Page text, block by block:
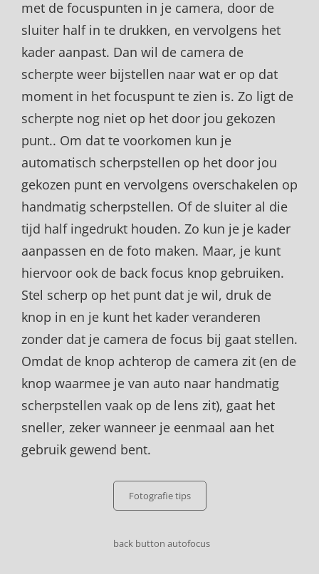
met de focuspunten in je camera, door de
sluiter half in te drukken, en vervolgens het
kader aanpast. Dan wil de camera de
scherpte weer bijstellen naar wat er op dat
moment in het focuspunt te zien is. Zo ligt de
scherpte nog niet op het door jou gekozen
punt.. Om dat te voorkomen kun je
automatisch scherpstellen op het door jou
gekozen punt en vervolgens overschakelen op
handmatig scherpstellen. Of de sluiter al die
tijd half ingedrukt houden. Zo kun je je kader
aanpassen en de foto maken. Maar, je kunt
hiervoor ook de back focus knop gebruiken.
Stel scherp op het punt dat je wil, druk de
knop in en je kunt het kader veranderen
zonder dat je camera de focus bij gaat stellen.
Omdat de knop achterop de camera zit (en de
knop waarmee je van auto naar handmatig
scherpstellen vaak op de lens zit), gaat het
sneller, zeker wanneer je eenmaal aan het
gebruik gewend bent.
Fotografie tips
Tags,
back button autofocus